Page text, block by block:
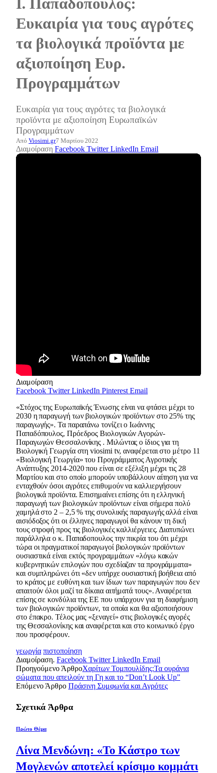
Ι. Παπαδόπουλος:
Ευκαιρία για τους αγρότες
τα βιολογικά προϊόντα με
αξιοποίηση Ευρ.
Προγραμμάτων
Ευκαιρία για τους αγρότες τα βιολογικά
προϊόντα με αξιοποίηση Ευρωπαϊκών
Προγραμμάτων
Από Viosimi.gr7 Μαρτίου 2022
Διαμοίραση Facebook Twitter LinkedIn Email
Διαμοίραση
Facebook Twitter LinkedIn Pinterest Email
«Στόχος της Ευρωπαϊκής Ένωσης είναι να φτάσει μέχρι το
2030 η παραγωγή των βιολογικών προϊόντων στο 25% της
παραγωγής». Τα παραπάνω τονίζει ο Ιωάννης
Παπαδόπουλος, Πρόεδρος Βιολογικών Αγορών-
Παραγωγών Θεσσαλονίκης . Μιλώντας ο ίδιος για τη
Βιολογική Γεωργία στη viosimi tv, αναφέρεται στο μέτρο 11
«Βιολογική Γεωργία» του Προγράμματος Αγροτικής
Ανάπτυξης 2014-2020 που είναι σε εξέλιξη μέχρι τις 28
Μαρτίου και στο οποίο μπορούν υποβάλλουν αίτηση για να
ενταχθούν όσοι αγρότες επιθυμούν να καλλιεργήσουν
βιολογικά προϊόντα. Επισημαίνει επίσης ότι η ελληνική
παραγωγή των βιολογικών προϊόντων είναι σήμερα πολύ
χαμηλά στο 2 – 2,5 % της συνολικής παραγωγής αλλά είναι
αισιόδοξος ότι οι έλληνες παραγωγοί θα κάνουν τη δική
τους στροφή προς τις βιολογικές καλλιέργειες. Διατυπώνει
παράλληλα ο κ. Παπαδοπουλος την πικρία του ότι μέχρι
τώρα οι πραγματικοί παραγωγοί βιολογικών προϊόντων
ουσιαστικά είναι εκτός προγραμμάτων «λόγω κακών
κυβερνητικών επιλογών που σχεδίαζαν τα προγράμματα»
και συμπληρώνει ότι «δεν υπήρχε ουσιαστική βοήθεια από
το κράτος με ευθύνη και των ίδιων των παραγωγών που δεν
απαιτούν όλοι μαζί τα δίκαια αιτήματά τους». Αναφέρεται
επίσης σε κονδύλια της ΕΕ που υπάρχουν για τη διαφήμιση
των βιολογικών προϊόντων, τα οποία και θα αξιοποιήσουν
στο έπακρο. Τέλος μας «ξεναγεί» στις βιολογικές αγορές
της Θεσσαλονίκης και αναφέρεται και στο κοινωνικό έργο
που προσφέρουν.
γεωργία πιστοποίηση
Διαμοίραση. Facebook Twitter LinkedIn Email
Προηγούμενο ΆρθροΧαρίτων Τομπουλίδης:Τα ουράνια
σώματα που απειλούν τη Γη και το “Don’t Look Up”
Επόμενο Άρθρο Πράσινη Συμφωνία και Αγρότες
Σχετικά Άρθρα
Πρώτο Θέμα
Λίνα Μενδώνη: «Το Κάστρο των
Μογλενών αποτελεί κρίσιμο κομμάτι